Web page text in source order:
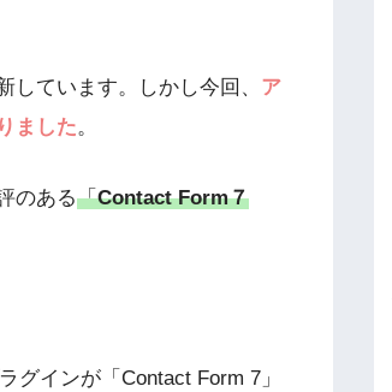
ています。しかし今回、 ア
ました。
のある「Contact Form７
グインが「Contact Form 7」